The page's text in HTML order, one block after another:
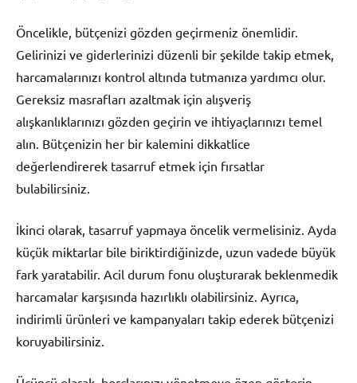
Öncelikle, bütçenizi gözden geçirmeniz önemlidir.
Gelirinizi ve giderlerinizi düzenli bir şekilde takip etmek,
harcamalarınızı kontrol altında tutmanıza yardımcı olur.
Gereksiz masrafları azaltmak için alışveriş
alışkanlıklarınızı gözden geçirin ve ihtiyaçlarınızı temel
alın. Bütçenizin her bir kalemini dikkatlice
değerlendirerek tasarruf etmek için fırsatlar
bulabilirsiniz.
İkinci olarak, tasarruf yapmaya öncelik vermelisiniz. Ayda
küçük miktarlar bile biriktirdiğinizde, uzun vadede büyük
fark yaratabilir. Acil durum fonu oluşturarak beklenmedik
harcamalar karşısında hazırlıklı olabilirsiniz. Ayrıca,
indirimli ürünleri ve kampanyaları takip ederek bütçenizi
koruyabilirsiniz.